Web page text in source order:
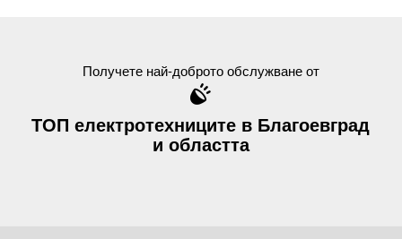
Получете най-доброто обслужване от
ТОП електротехниците в Благоевград
и областта